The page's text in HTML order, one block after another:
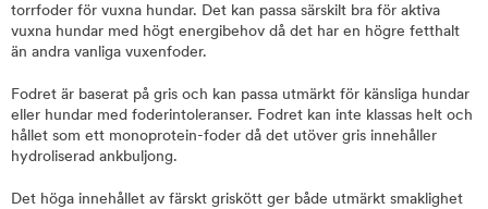
torrfoder för vuxna hundar. Det kan passa särskilt bra för aktiva
vuxna hundar med högt energibehov då det har en högre fetthalt
än andra vanliga vuxenfoder.
Fodret är baserat på gris och kan passa utmärkt för känsliga hundar
eller hundar med foderintoleranser. Fodret kan inte klassas helt och
hållet som ett monoprotein-foder då det utöver gris innehåller
hydroliserad ankbuljong.
Det höga innehållet av färskt griskött ger både utmärkt smaklighet